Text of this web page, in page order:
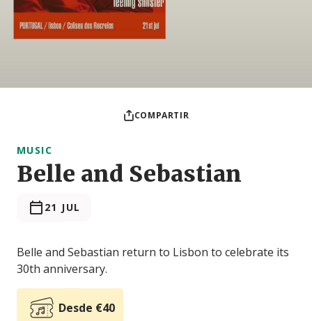
COMPARTIR
MUSIC
Belle and Sebastian
21 JUL
Belle and Sebastian return to Lisbon to celebrate its
30th anniversary.
Desde €40